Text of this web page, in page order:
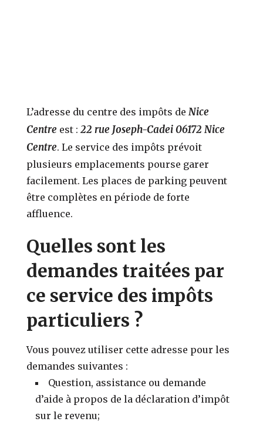
L’adresse du centre des impôts de Nice
Centre est :22 rue Joseph-Cadei 06172 Nice
Centre. Le service des impôts prévoit
plusieurs emplacements pourse garer
facilement. Les places de parking peuvent
être complètes en période de forte
affluence.
Quelles sont les
demandes traitées par
ce service des impôts
particuliers ?
Vous pouvez utiliser cette adresse pour les
demandes suivantes :
Question, assistance ou demande
d’aide à propos de la déclaration d’impôt
sur le revenu;